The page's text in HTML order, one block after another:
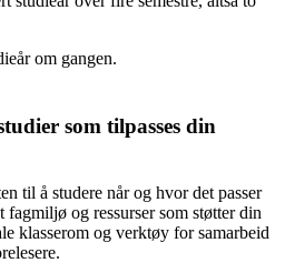
om gangen.
som tilpasses din
til å studere når og hvor det passer
og ressurser som støtter din
klasserom og verktøy for samarbeid